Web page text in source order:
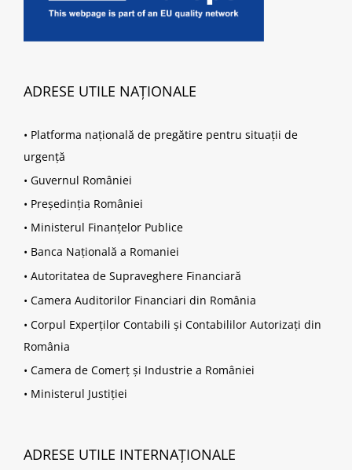
ADRESE UTILE NAȚIONALE
• Platforma națională de pregătire pentru situații de
urgență
• Guvernul României
• Președinția României
• Ministerul Finanțelor Publice
• Banca Națională a Romaniei
• Autoritatea de Supraveghere Financiară
• Camera Auditorilor Financiari din România
• Corpul Experților Contabili și Contabililor Autorizați din
România
• Camera de Comerț și Industrie a României
• Ministerul Justiției
ADRESE UTILE INTERNAȚIONALE